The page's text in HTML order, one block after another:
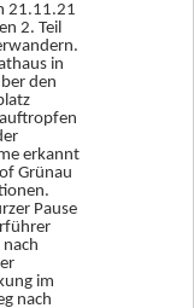
21.11.21
2. Teil
in
den
erkannt
Grünau
Pause
nach
im
nach